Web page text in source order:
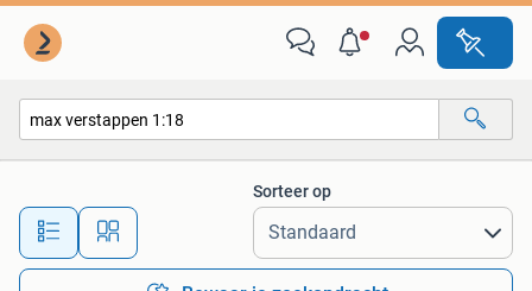
Alle afstanden…
Sorteer op